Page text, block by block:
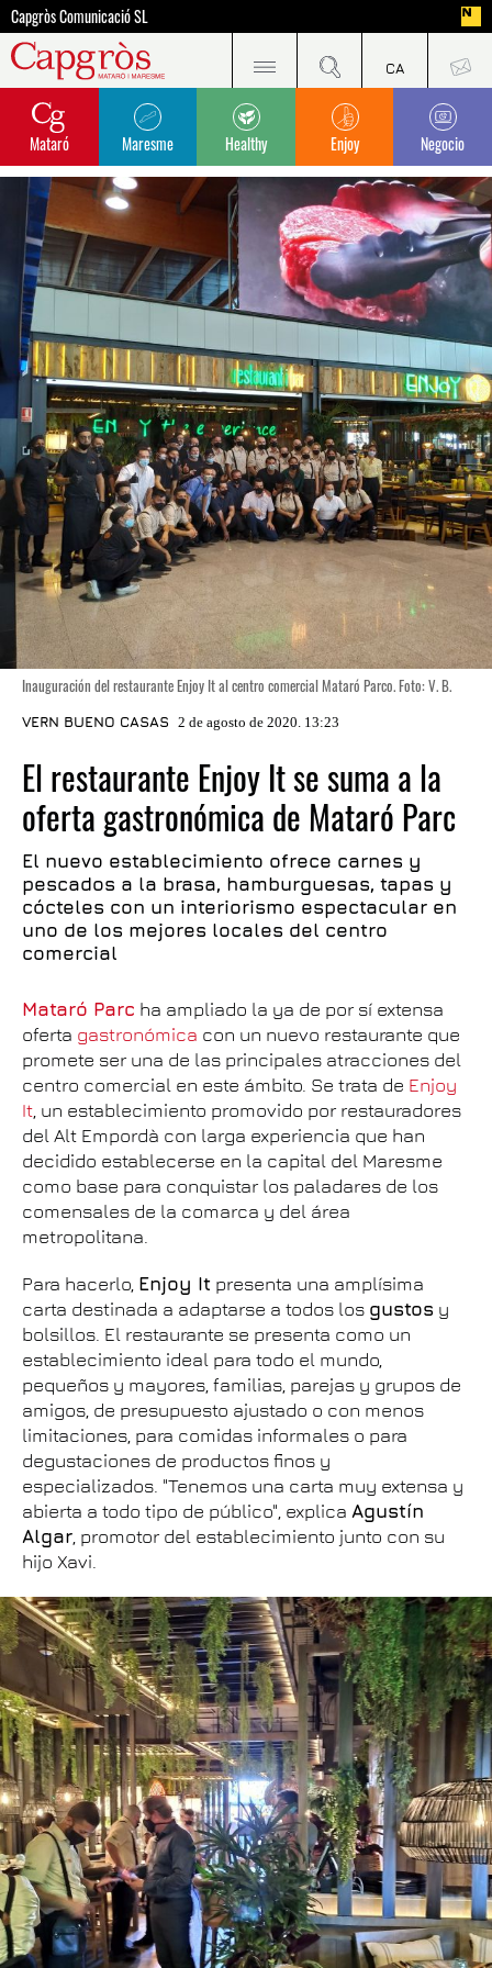
Capgròs Comunicació SL
Mataró Maresme Healthy Enjoy Negocio
Inauguración del restaurante Enjoy It al centro comercial Mataró Parco. Foto: V. B.
VERN BUENO CASAS 2 de agosto de 2020. 13:23
El restaurante Enjoy It se suma a la
oferta gastronómica de Mataró Parc
El nuevo establecimiento ofrece carnes y
pescados a la brasa, hamburguesas, tapas y
cócteles con un interiorismo espectacular en
uno de los mejores locales del centro
comercial
Mataró Parc ha ampliado la ya de por sí extensa
oferta gastronómica con un nuevo restaurante que
promete ser una de las principales atracciones del
centro comercial en este ámbito. Se trata de Enjoy
It, un establecimiento promovido por restauradores
del Alt Empordà con larga experiencia que han
decidido establecerse en la capital del Maresme
como base para conquistar los paladares de los
comensales de la comarca y del área
metropolitana.
Para hacerlo, Enjoy It presenta una amplísima
carta destinada a adaptarse a todos los gustos y
bolsillos. El restaurante se presenta como un
establecimiento ideal para todo el mundo,
pequeños y mayores, familias, parejas y grupos de
amigos, de presupuesto ajustado o con menos
limitaciones, para comidas informales o para
degustaciones de productos finos y
especializados. "Tenemos una carta muy extensa y
abierta a todo tipo de público", explica Agustín
Algar, promotor del establecimiento junto con su
hijo Xavi.